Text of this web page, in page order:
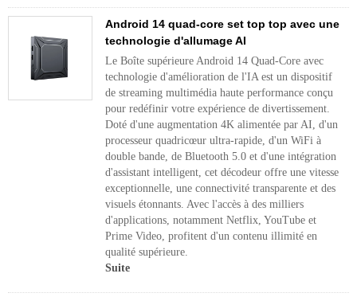
Android 14 quad-core set top top avec une
technologie d'allumage AI
Le Boîte supérieure Android 14 Quad-Core avec
technologie d'amélioration de l'IA est un dispositif
de streaming multimédia haute performance conçu
pour redéfinir votre expérience de divertissement.
Doté d'une augmentation 4K alimentée par AI, d'un
processeur quadricœur ultra-rapide, d'un WiFi à
double bande, de Bluetooth 5.0 et d'une intégration
d'assistant intelligent, cet décodeur offre une vitesse
exceptionnelle, une connectivité transparente et des
visuels étonnants. Avec l'accès à des milliers
d'applications, notamment Netflix, YouTube et
Prime Video, profitent d'un contenu illimité en
qualité supérieure.
Suite